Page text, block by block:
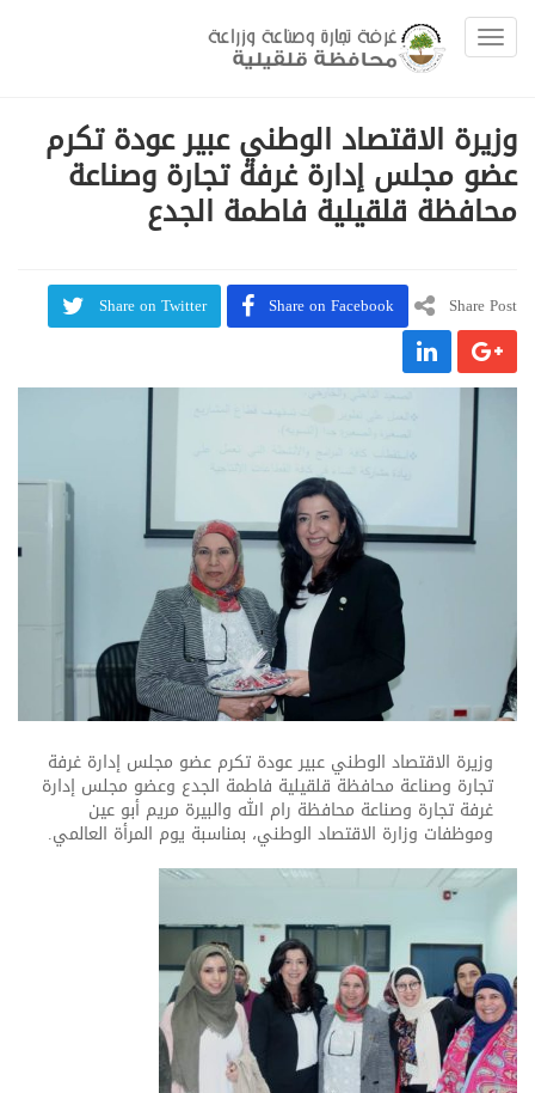
Toggle navigation
وزيرة الاقتصاد الوطني عبير عودة تكرم
عضو مجلس إدارة غرفة تجارة وصناعة
محافظة قلقيلية فاطمة الجدع
Share Post
Share on Facebook
Share on Twitter
وزيرة الاقتصاد الوطني عبير عودة تكرم عضو مجلس إدارة غرفة
تجارة وصناعة محافظة قلقيلية فاطمة الجدع وعضو مجلس إدارة
غرفة تجارة وصناعة محافظة رام الله والبيرة مريم أبو عين
وموظفات وزارة الاقتصاد الوطني، بمناسبة يوم المرأة العالمي.